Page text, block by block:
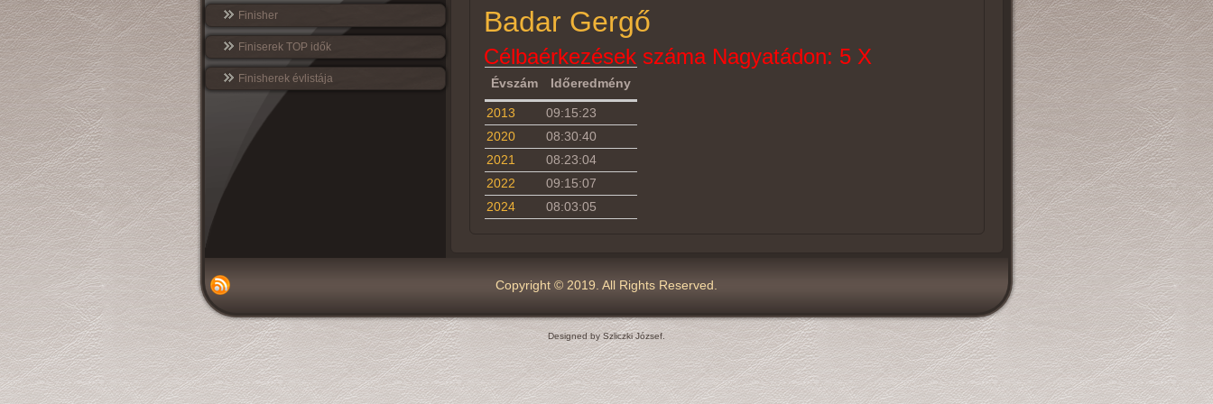
Finisher
Finiserek TOP idők
Finisherek évlistája
Badar Gergő
Célbaérkezések száma Nagyatádon: 5 X
Évszám Időeredmény
2013
09:15:23
2020
08:30:40
2021
08:23:04
2022
09:15:07
2024
08:03:05
Copyright © 2019. All Rights Reserved.
Designed by Szliczki József.